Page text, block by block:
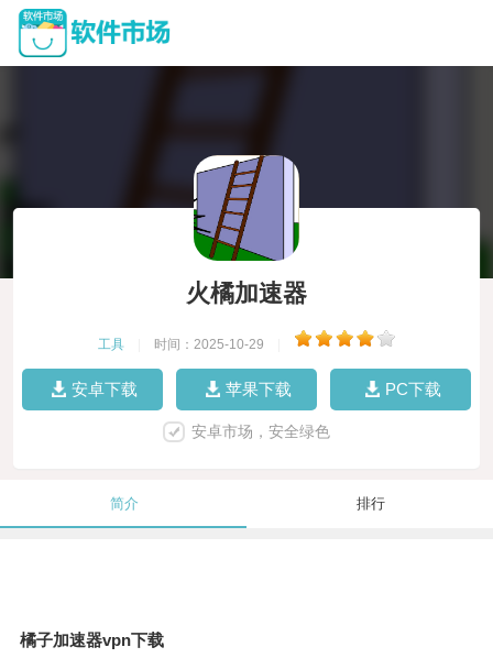
火橘加速器
工具 时间：2025-10-29
安卓下载 苹果下载 PC下载
安卓市场，安全绿色
简介 排行
橘子加速器vpn下载